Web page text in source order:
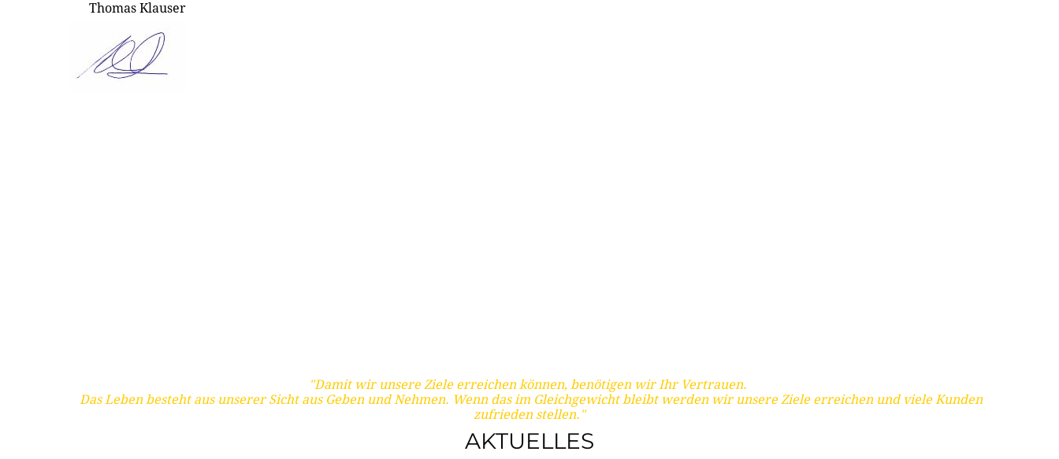
Thomas Klauser
"Damit wir unsere Ziele erreichen können, benötigen wir Ihr Vertrauen.
Das Leben besteht aus unserer Sicht aus Geben und Nehmen. Wenn das im Gleichgewicht bleibt werden wir unsere Ziele erreichen und viele Kunden
zufrieden stellen."
AKTUELLES